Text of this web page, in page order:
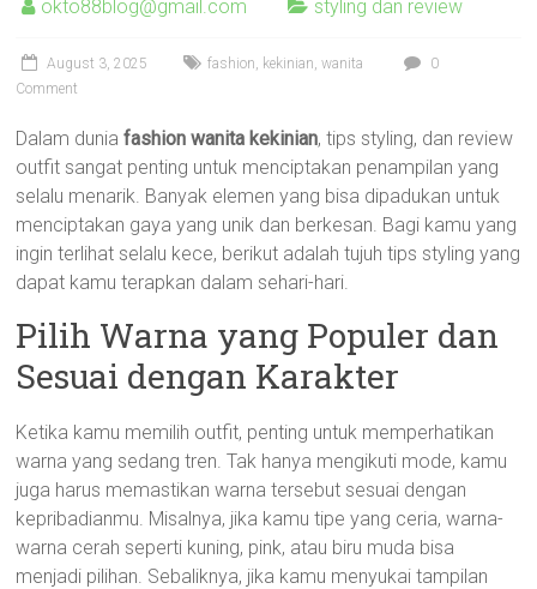
okto88blog@gmail.com styling dan review
August 3, 2025 fashion, kekinian,wanita
0
Comment
Dalam duniafashion wanita kekinian, tips styling, dan review
outfit sangat penting untuk menciptakan penampilan yang
selalu menarik. Banyak elemen yang bisa dipadukan untuk
menciptakan gaya yang unik dan berkesan. Bagi kamu yang
ingin terlihat selalu kece, berikut adalah tujuh tips styling yang
dapat kamu terapkan dalam sehari-hari.
Pilih Warna yang Populer dan
Sesuai dengan Karakter
Ketika kamu memilih outfit, penting untuk memperhatikan
warna yang sedang tren. Tak hanya mengikuti mode, kamu
juga harus memastikan warna tersebut sesuai dengan
kepribadianmu. Misalnya, jika kamu tipe yang ceria, warna-
warna cerah seperti kuning, pink, atau biru muda bisa
menjadi pilihan. Sebaliknya, jika kamu menyukai tampilan